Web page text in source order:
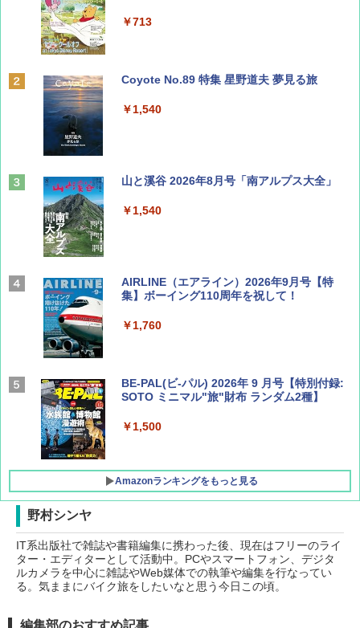
￥713
Coyote No.89 特集 星野道夫 夢見る旅
￥1,540
山と溪谷 2026年8月号「南アルプス大全」
￥1,540
AIRLINE（エアライン）2026年9月号【特
集】ボーイング110周年を祝して！
￥1,760
BE-PAL(ビ-パル) 2026年 9 月号【特別付録:
SOTO ミニマル"旅"財布 ランダム2種】
￥1,500
Amazonランキングをもっと見る
D40 地球の歩き方 チェンマイ タイ北部の魅
力的な町 2026～2027 地球の歩き方D アジア
￥2,079
[キャンパーズコレクション 山善] ポップアッ
プテント 傘みたいに広げて畳める パッとサ
ッとサンシェード キューブ フルクローズ メ
ッシュ 簡単設置 ワンタッチテント キャンプ
BUNDOK(バンドック)ソロ ドーム 1 EX BDK
-08EX カーキ ソロキャンプ ポリエステル フ
レーム テント
野村シンヤ
IT系出版社で雑誌や書籍編集に携わった後、現在はフリーのライ
ター・エディターとして活動中。PCやスマートフォン、デジタ
ルカメラを中心に雑誌やWeb媒体での執筆や編集を行なってい
る。気ままにバイク旅をしたいなと思う今日この頃。
編集部のおすすめ記事